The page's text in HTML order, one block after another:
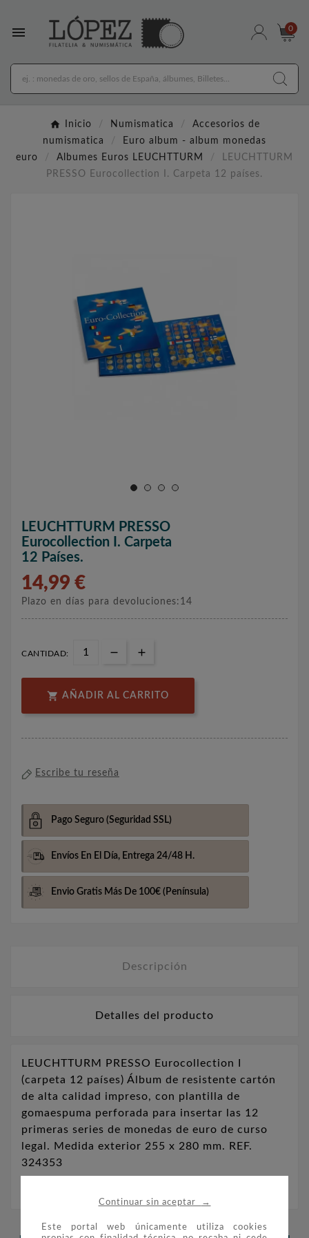
Continuar sin aceptar →
Este portal web únicamente utiliza cookies
 0
Inicio Numismatica
Accesorios de
numismatica
Euro album - album monedas
euro
Albumes Euros LEUCHTTURM
LEUCHTTURM
PRESSO Eurocollection I. Carpeta 12 países.
LEUCHTTURM PRESSO
Eurocollection I. Carpeta
12 Países.
14,99 €
Plazo en días para devoluciones:14
CANTIDAD:
 AÑADIR AL CARRITO
Escribe tu reseña
Pago Seguro (Seguridad SSL)
Envíos En El Día, Entrega 24/48 H.
Envio Gratis Más De 100€ (Península)
Descripción
Detalles del producto
LEUCHTTURM PRESSO Eurocollection I
(carpeta 12 países) Álbum de resistente cartón
de alta calidad impreso, con plantilla de
gomaespuma perforada para insertar las 12
primeras series de monedas de euro de curso
legal. Medida exterior 255 x 280 mm. REF.
324353